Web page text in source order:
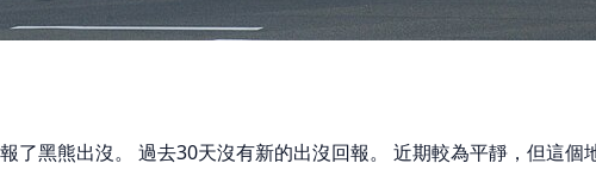
黑熊出沒。 過去30天沒有新的出沒回報。 近期較為平靜，但這個